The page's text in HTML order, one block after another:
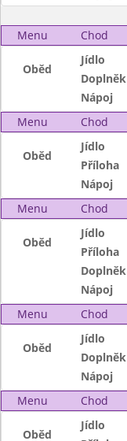
Menu Chod
Oběd
Jídlo
Doplněk
Nápoj
Menu
Chod
Oběd
Jídlo
Příloha
Nápoj
Menu
Chod
Oběd
Jídlo
Příloha
Doplněk
Nápoj
Menu
Chod
Oběd
Jídlo
Doplněk
Nápoj
Menu
Chod
Oběd
Jídlo